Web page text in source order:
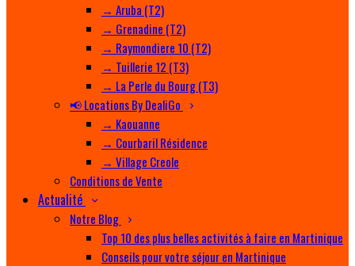
→ Aruba (T2)
→ Grenadine (T2)
→ Raymondiere 10 (T2)
→ Tuillerie 12 (T3)
→ La Perle du Bourg (T3)
📢 Locations By DealiGo
→ Kaouanne
→ Courbaril Résidence
→ Village Creole
Conditions de Vente
Actualité
Notre Blog
Top 10 des plus belles activités à faire en Martinique
Conseils pour votre séjour en Martinique